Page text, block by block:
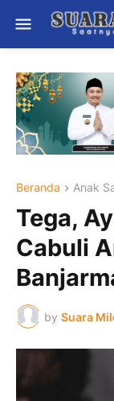
Beranda Anak
Tega,
Cabuli
by Suara